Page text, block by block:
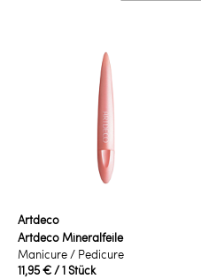
Artdeco
Artdeco Mineralfeile
Manicure / Pedicure
11,95 €/ 1 Stück